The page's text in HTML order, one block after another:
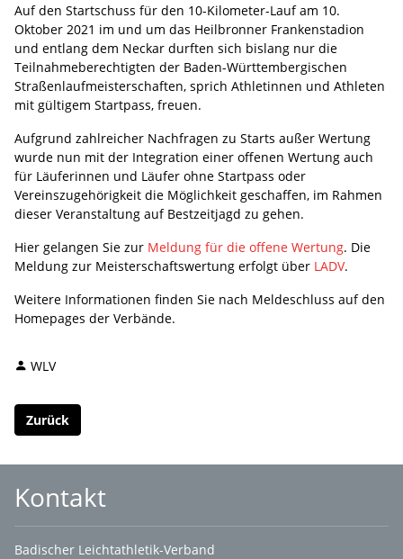
Auf den Startschuss für den 10-Kilometer-Lauf am 10.
Oktober 2021 im und um das Heilbronner Frankenstadion
und entlang dem Neckar durften sich bislang nur die
Teilnahmeberechtigten der Baden-Württembergischen
Straßenlaufmeisterschaften, sprich Athletinnen und Athleten
mit gültigem Startpass, freuen.
Aufgrund zahlreicher Nachfragen zu Starts außer Wertung
wurde nun mit der Integration einer offenen Wertung auch
für Läuferinnen und Läufer ohne Startpass oder
Vereinszugehörigkeit die Möglichkeit geschaffen, im Rahmen
dieser Veranstaltung auf Bestzeitjagd zu gehen.
Hier gelangen Sie zur Meldung für die offene Wertung. Die
Meldung zur Meisterschaftswertung erfolgt über LADV.
Weitere Informationen finden Sie nach Meldeschluss auf den
Homepages der Verbände.
WLV
Zurück
Kontakt
Badischer Leichtathletik-Verband